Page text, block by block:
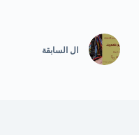
ال السابقة